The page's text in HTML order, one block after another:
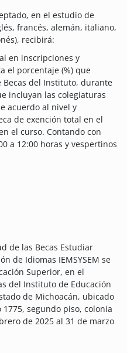
en el estudio de
francés, alemán, italiano,
recibirá:
en inscripciones y
el porcentaje (%) que
del Instituto, durante
incluyan las colegiaturas
acuerdo al nivel y
de exención total en el
el curso. Contando con
a 12:00 horas y vespertinos
de las Becas Estudiar
de Idiomas IEMSYSEM se
Superior, en el
del Instituto de Educación
de Michoacán, ubicado
segundo piso, colonia
de 2025 al 31 de marzo